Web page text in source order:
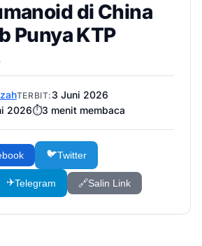
di China
Punya KTP
TERBIT: 3 Juni 2026
2026⏱️3 menit membaca
🐦Twitter
✈️Telegram 🔗Salin Link